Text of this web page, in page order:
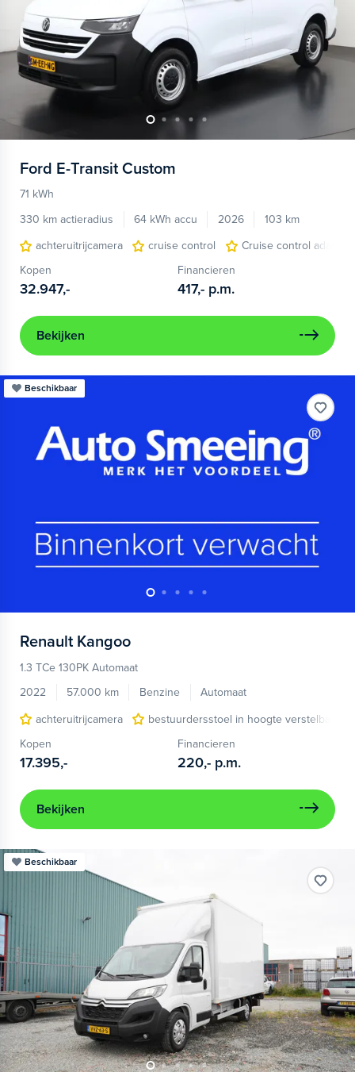
Ford E-Transit Custom
71 kWh
330 km actieradius
64 kWh accu 2026
103 km
achteruitrijcamera
cruise control
Cruise control adaptief
Kopen
32.947,-
Financieren
417,- p.m.
Bekijken
Beschikbaar
Renault Kangoo
1.3 TCe 130PK Automaat
2022
57.000 km Benzine
Automaat
achteruitrijcamera
bestuurdersstoel in hoogte verstelbaar
Kopen
17.395,-
Financieren
220,- p.m.
Bekijken
Beschikbaar